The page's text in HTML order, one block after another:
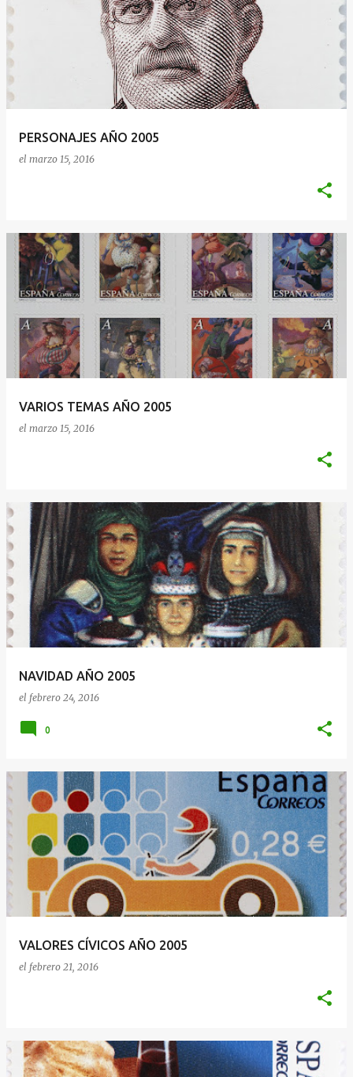
PERSONAJES AÑO 2005
el marzo 15, 2016
VARIOS TEMAS AÑO 2005
el marzo 15, 2016
NAVIDAD AÑO 2005
el febrero 24, 2016
0
VALORES CÍVICOS AÑO 2005
el febrero 21, 2016